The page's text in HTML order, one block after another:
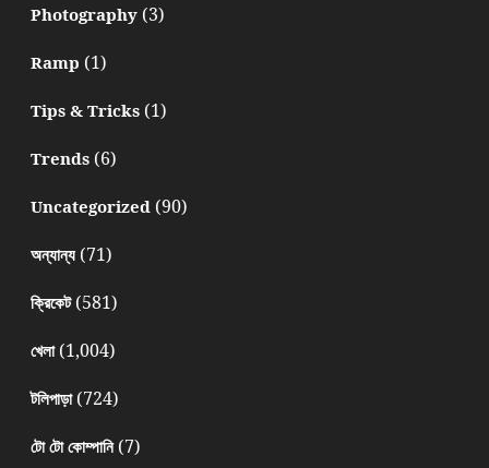
Photography(3)
Ramp (1)
Tips & Tricks(1)
Trends(6)
Uncategorized(90)
অন্যান্য(71)
ক্রিকেট(581)
খেলা(1,004)
টলিপাড়া(724)
টো টো কোম্পানি(7)